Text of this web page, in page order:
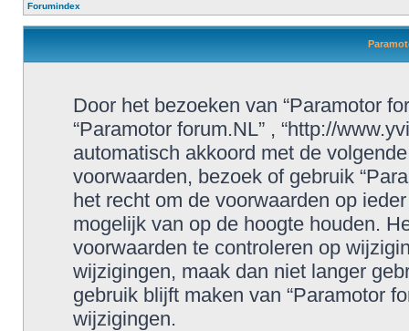
Forumindex
Door het bezoeken van “Paramotor
“Paramotor forum.NL” , “http://
automatisch akkoord met de
voorwaarden, bezoek of gebruik
het recht om de voorwaarden op
mogelijk van op de hoogte houden.
voorwaarden te controleren op
wijzigingen, maak dan niet langer
gebruik blijft maken van “Paramotor
wijzigingen.